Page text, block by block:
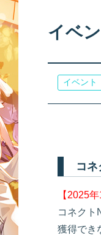
イベ
イベント
コ
【2025
コネクト
獲得でき